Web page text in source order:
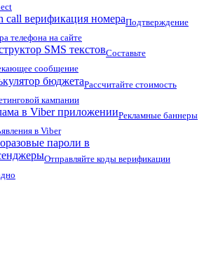
call верификация номераПодтверждение
телефона на сайте
SMS текстовСоставьте
сообщение
бюджетаРассчитайте стоимость
кампании
в Viber приложенииРекламные баннеры
в Viber
пароли в
Отправляйте коды верификации